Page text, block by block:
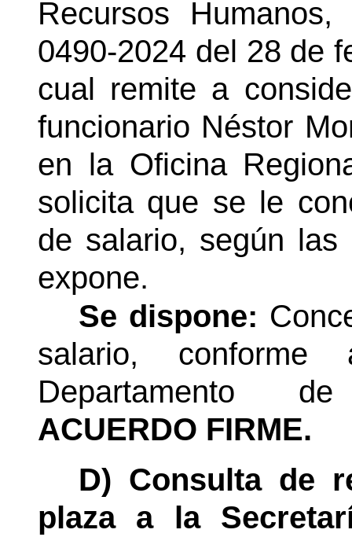
Recursos
0490-2024 del 28 de
cual remite a
funcionario Néstor
en la Oficina
solicita que se le
de salario, según las
expone.
Se dispone:
salario,
Departamento
ACUERDO FIRME.
D) Consulta de
plaza a la